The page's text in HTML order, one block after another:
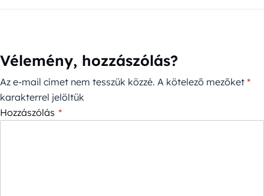
Vélemény, hozzászólás?
Az e-mail címet nem tesszük közzé. A kötelező mezőket *
karakterrel jelöltük
Hozzászólás *